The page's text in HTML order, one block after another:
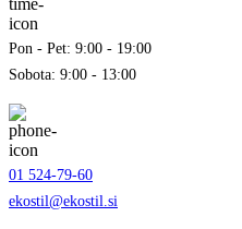
Pon - Pet: 9:00 - 19:00
Sobota: 9:00 - 13:00
01 524-79-60
ekostil@ekostil.si